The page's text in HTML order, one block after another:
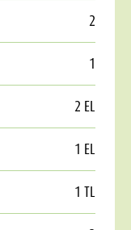
2
1
2 EL
1 EL
1 TL